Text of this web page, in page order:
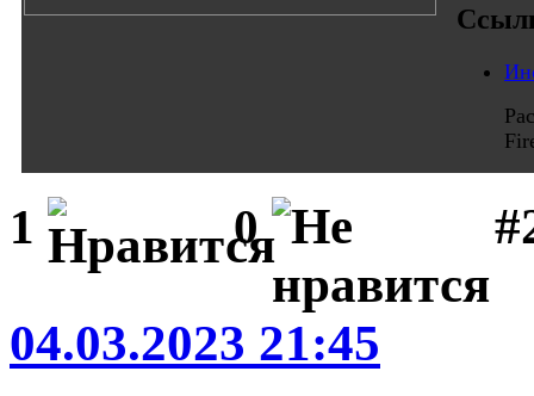
1 0
04.03.2023 21:45